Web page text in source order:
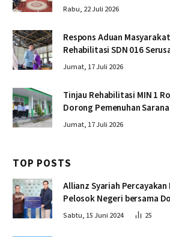
Rabu, 22 Juli 2026
Respons Aduan
Rehabilitasi SDN 016
Jumat, 17 Juli 2026
Tinjau Rehabilitasi MIN 1
Dorong Pemenuhan
Jumat, 17 Juli 2026
TOP POSTS
Allianz Syariah
Pelosok Negeri bersama
Sabtu, 15 Juni 2024 25